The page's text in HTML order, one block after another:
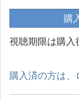
購
視聴期限は購入
購入済の方は